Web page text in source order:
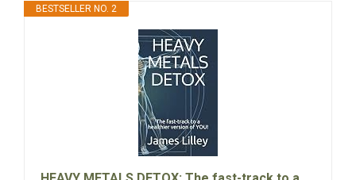
BESTSELLER NO. 2